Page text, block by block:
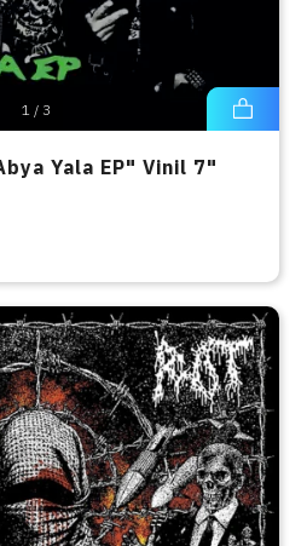
1 / 3
Yala EP" Vinil 7"